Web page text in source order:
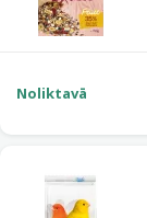
Noliktavā